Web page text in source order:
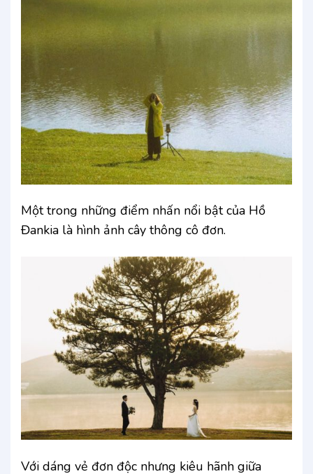
Một trong những điểm nhấn nổi bật của Hồ
Đankia là hình ảnh cây thông cô đơn.
Với dáng vẻ đơn độc nhưng kiêu hãnh giữa